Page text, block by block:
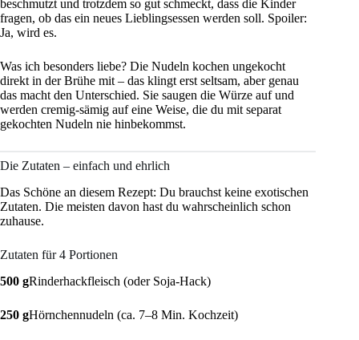
beschmutzt und trotzdem so gut schmeckt, dass die Kinder
fragen, ob das ein neues Lieblingsessen werden soll. Spoiler:
Ja, wird es.
Was ich besonders liebe? Die Nudeln kochen ungekocht
direkt in der Brühe mit – das klingt erst seltsam, aber genau
das macht den Unterschied. Sie saugen die Würze auf und
werden cremig-sämig auf eine Weise, die du mit separat
gekochten Nudeln nie hinbekommst.
Die Zutaten – einfach und ehrlich
Das Schöne an diesem Rezept: Du brauchst keine exotischen
Zutaten. Die meisten davon hast du wahrscheinlich schon
zuhause.
Zutaten für 4 Portionen
500 gRinderhackfleisch (oder Soja-Hack)
250 gHörnchennudeln (ca. 7–8 Min. Kochzeit)